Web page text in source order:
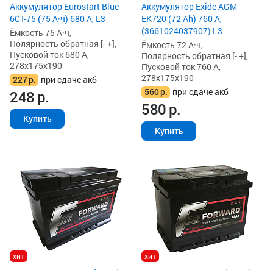
Аккумулятор Eurostart Blue
6CT-75 (75 А·ч) 680 А, L3
Ёмкость 75 А·ч,
Полярность обратная [- +],
Пусковой ток 680 А,
278x175x190
227р. при сдаче акб
248р.
Купить
Аккумулятор Exide AGM
EK720 (72 Ah) 760 А,
(3661024037907) L3
Ёмкость 72 А·ч,
Полярность обратная [- +],
Пусковой ток 760 А,
278x175x190
560р. при сдаче акб
580р.
Купить
хит хит